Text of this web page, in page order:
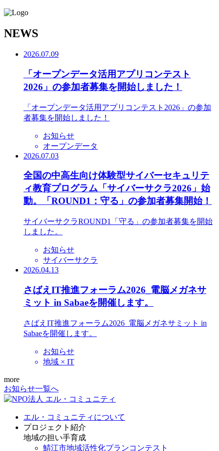
NEWS
2026.07.09
「オープンデータ活用アプリコンテスト
2026」の参加者募集を開始しました！
「オープンデータ活用アプリコンテスト2026」の参加
者募集を開始しました！
お知らせ
オープンデータ
2026.07.03
全国の中高生向け体験型サイバーセキュリテ
ィ教育プログラム「サイバーサクラ2026」始
動。「ROUND1：守る」の参加者募集開始！
サイバーサクラROUND1「守る」の参加者募集を開始
しました。
お知らせ
サイバーサクラ
2026.04.13
さばえIT推進フォーラム2026_電脳メガネサ
ミット in Sabaeを開催します。
さばえIT推進フォーラム2026_電脳メガネサミット in
Sabaeを開催します。
お知らせ
地域 × IT
more
お知らせ一覧へ
エル・コミュニティについて
プロジェクト紹介
地域の担い手育成
鯖江市地域活性化プランコンテスト